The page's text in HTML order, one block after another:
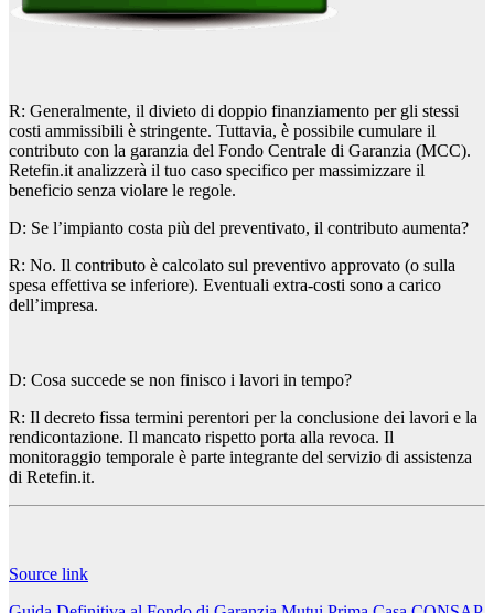
R: Generalmente, il divieto di doppio finanziamento per gli stessi
costi ammissibili è stringente. Tuttavia, è possibile cumulare il
contributo con la garanzia del Fondo Centrale di Garanzia (MCC).
Retefin.it analizzerà il tuo caso specifico per massimizzare il
beneficio senza violare le regole.
D: Se l’impianto costa più del preventivato, il contributo aumenta?
R: No. Il contributo è calcolato sul preventivo approvato (o sulla
spesa effettiva se inferiore). Eventuali extra-costi sono a carico
dell’impresa.
D: Cosa succede se non finisco i lavori in tempo?
R: Il decreto fissa termini perentori per la conclusione dei lavori e la
rendicontazione. Il mancato rispetto porta alla revoca. Il
monitoraggio temporale è parte integrante del servizio di assistenza
di Retefin.it.
Source link